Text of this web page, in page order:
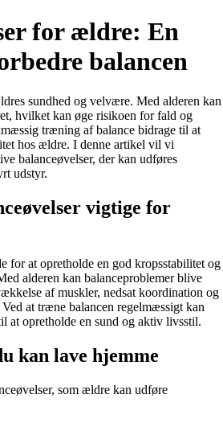
for ældre: En
balancen
sundhed og velvære. Med alderen kan
hvilket kan øge risikoen for fald og
træning af balance bidrage til at
hos ældre. I denne artikel vil vi
balanceøvelser, der kan udføres
udstyr.
vigtige for
for at opretholde en god kropsstabilitet og
alderen kan balanceproblemer blive
af muskler, nedsat koordination og
at træne balancen regelmæssigt kan
at opretholde en sund og aktiv livsstil.
kan lave hjemme
som ældre kan udføre